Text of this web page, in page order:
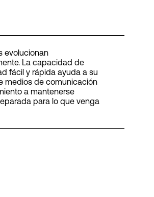
evolucionan
La capacidad de
fácil y rápida ayuda a su
medios de comunicación
a mantenerse
para lo que venga